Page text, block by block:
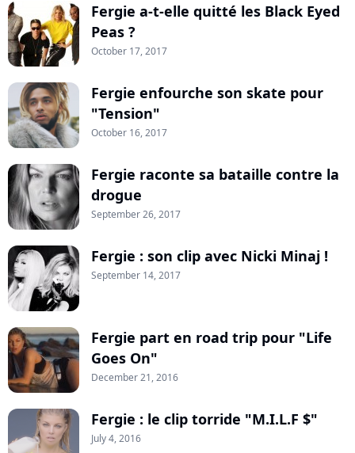
Fergie a-t-elle quitté les Black Eyed
Peas ?
October 17, 2017
Fergie enfourche son skate pour
"Tension"
October 16, 2017
Fergie raconte sa bataille contre la
drogue
September 26, 2017
Fergie : son clip avec Nicki Minaj !
September 14, 2017
Fergie part en road trip pour "Life
Goes On"
December 21, 2016
Fergie : le clip torride "M.I.L.F $"
July 4, 2016